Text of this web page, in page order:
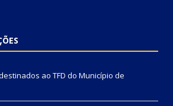
ao TFD do Município de